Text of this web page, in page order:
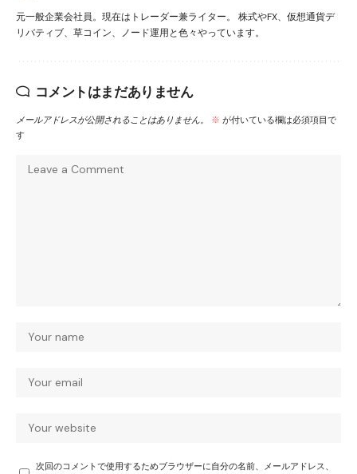
元一般企業会社員。現在はトレーダー兼ライター。 株式やFX、仮想通貨デ
リバティブ、草コイン、ノード運用と色々やっています。
コメントはまだありません
メールアドレスが公開されることはありません。 ※ が付いている欄は必須項目で
す
次回のコメントで使用するためブラウザーに自分の名前、メールアドレス、